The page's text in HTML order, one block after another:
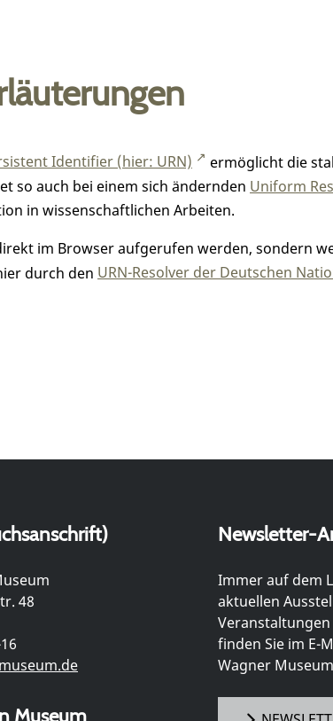
Identifier (hier: URN)
ermöglicht die
so auch bei einem sich ändernden Uniform
in wissenschaftlichen Arbeiten.
im Browser aufgerufen werden, sondern
durch den URN-Resolver der Deutschen
48
Museum
Newsletter-
Immer auf dem
aktuellen
finden Sie im E-
Wagner